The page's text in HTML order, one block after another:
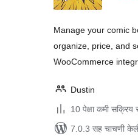
Manage your comic
organize, price, and
WooCommerce
Dustin
10 पेक्षा कमी सक्रिय
7.0.3 सह चाचणी